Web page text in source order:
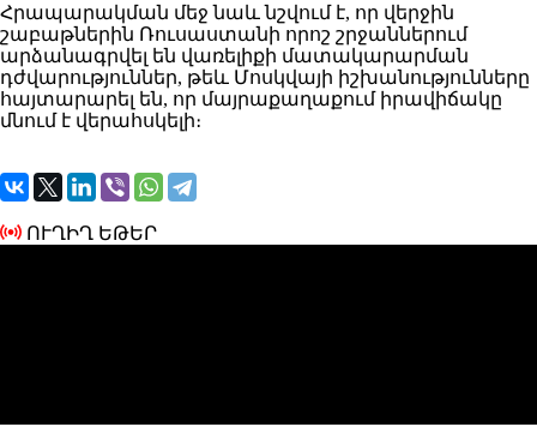
Հրապարակման մեջ նաև նշվում է, որ վերջին
շաբաթներին Ռուսաստանի որոշ շրջաններում
արձանագրվել են վառելիքի մատակարարման
դժվարություններ, թեև Մոսկվայի իշխանությունները
հայտարարել են, որ մայրաքաղաքում իրավիճակը
մնում է վերահսկելի։
ՈՒՂԻՂ ԵԹԵՐ